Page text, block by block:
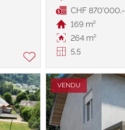
CHF 870'000.-
169 m²
264 m²
5.5
VENDU